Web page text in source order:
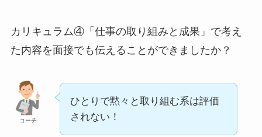
カリキュラム④「仕事の取り組みと成果」で考え
た内容を面接でも伝えることができましたか？
コーチ
ひとりで黙々と取り組む系は評価
されない！